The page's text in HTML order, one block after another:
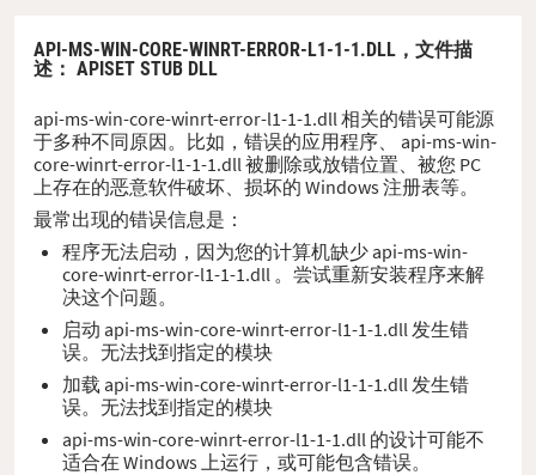
API-MS-WIN-CORE-WINRT-ERROR-L1-1-1.DLL， 文件描
述 ： APISET STUB DLL
api-ms-win-core-winrt-error-l1-1-1.dll 相关的错误可能源
于多种不同原因。比如，错误的应用程序、 api-ms-win-
core-winrt-error-l1-1-1.dll 被删除或放错位置、被您 PC
上存在的恶意软件破坏、损坏的 Windows 注册表等。
最常出现的错误信息是：
程序无法启动，因为您的计算机缺少 api-ms-win-
core-winrt-error-l1-1-1.dll 。尝试重新安装程序来解
决这个问题。
启动 api-ms-win-core-winrt-error-l1-1-1.dll 发生错
误。无法找到指定的模块
加载 api-ms-win-core-winrt-error-l1-1-1.dll 发生错
误。无法找到指定的模块
api-ms-win-core-winrt-error-l1-1-1.dll 的设计可能不
适合在 Windows 上运行，或可能包含错误。